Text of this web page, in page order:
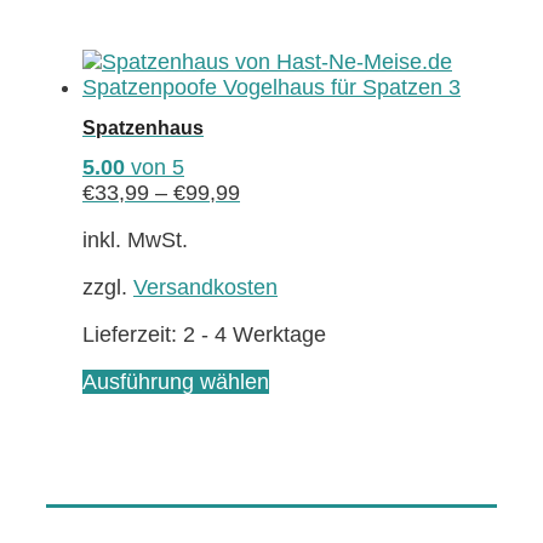
Spatzenhaus
5.00 von 5
€33,99 – €99,99
inkl. MwSt.
zzgl. Versandkosten
Lieferzeit: 2 - 4 Werktage
Ausführung wählen
auf.